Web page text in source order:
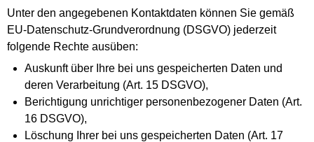
Unter den angegebenen Kontaktdaten können Sie gemäß
EU-Datenschutz-Grundverordnung (DSGVO) jederzeit
folgende Rechte ausüben:
Auskunft über Ihre bei uns gespeicherten Daten und
deren Verarbeitung (Art. 15 DSGVO),
Berichtigung unrichtiger personenbezogener Daten (Art.
16 DSGVO),
Löschung Ihrer bei uns gespeicherten Daten (Art. 17